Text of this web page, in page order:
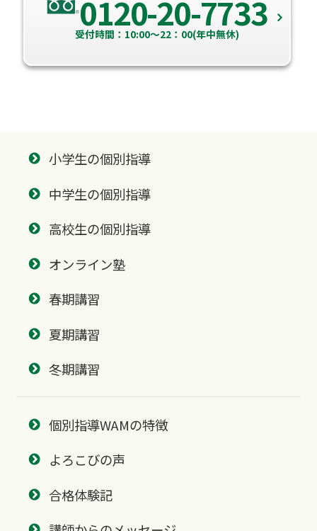
0120-20-7733
受付時間：10:00～22：00(年中無休)
小学生の個別指導
中学生の個別指導
高校生の個別指導
オンライン塾
春期講習
夏期講習
冬期講習
個別指導WAMの特徴
よろこびの声
合格体験記